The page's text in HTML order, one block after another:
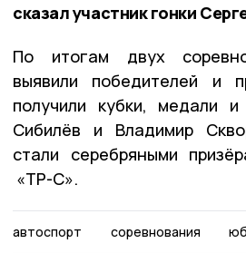
сказал участник гонки
По итогам двух
выявили победителей и
получили кубки, медали
Сибилёв и Владимир
стали серебряными
«ТР-С».
автоспорт соревнования